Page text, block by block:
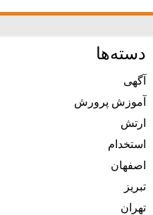
دسته‌ها
آگهی
آموزش پرورش
ارتش
استخدام
اصفهان
تبریز
تهران